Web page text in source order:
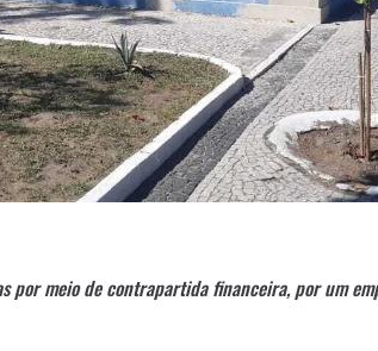
por meio de contrapartida financeira, por um